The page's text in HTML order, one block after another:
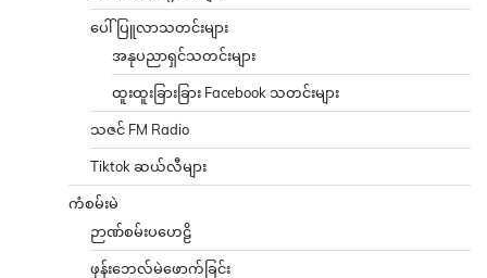
ပေါ်ပြူလာသတင်းများ
အနုပညာရှင်သတင်းများ
ထူးထူးခြားခြား Facebook သတင်းများ
သဇင် FM Radio
Tiktok ဆယ်လီများ
ကံစမ်းမဲ
ဉာဏ်စမ်းပဟေဠိ
ဖုန်းဘေလ်မဲဖောက်ခြင်း